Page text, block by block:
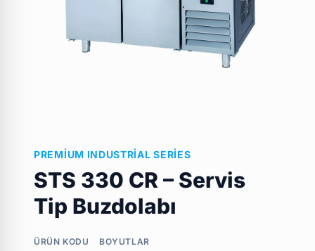
PREMIUM INDUSTRIAL SERIES
STS 330 CR – Servis
Tip Buzdolabı
ÜRÜN KODU BOYUTLAR